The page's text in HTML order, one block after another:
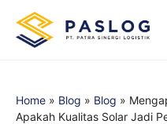
content
Home » Blog » Blog »
Apakah Kualitas Solar Jadi